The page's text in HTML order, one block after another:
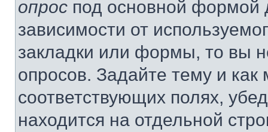
опрос под основной формой
зависимости от
закладки или формы, то вы
опросов. Задайте тему и
соответствующих полях,
находится на отдельной